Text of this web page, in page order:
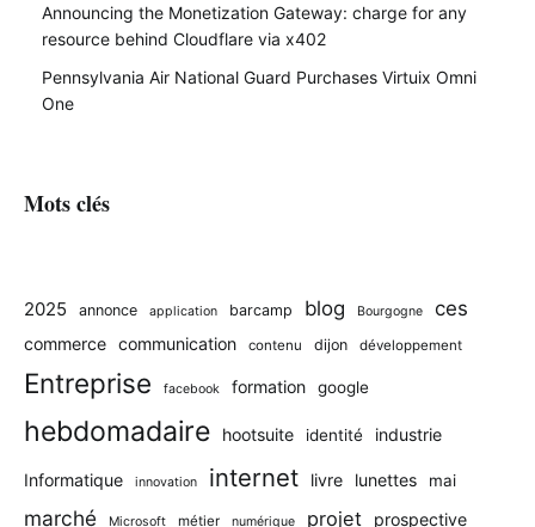
Announcing the Monetization Gateway: charge for any
resource behind Cloudflare via x402
Pennsylvania Air National Guard Purchases Virtuix Omni
One
Mots clés
2025 annonce application barcamp blog Bourgogne ces
commerce communication contenu dijon développement
Entreprise facebook formation google
hebdomadaire hootsuite identité industrie
Informatique innovation internet livre lunettes mai
marché Microsoft métier numérique projet prospective